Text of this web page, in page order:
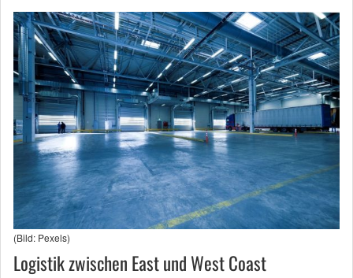
(Bild: Pexels)
Logistik zwischen East und West Coast